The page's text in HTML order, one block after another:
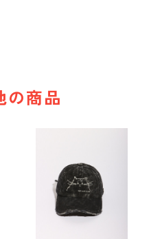
の商品